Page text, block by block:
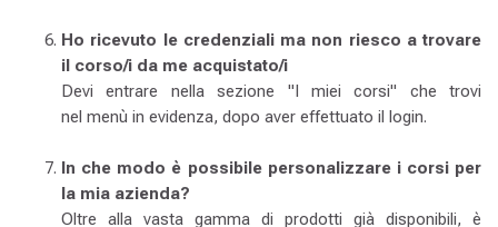
Ho ricevuto le credenziali ma non riesco a trovare
il corso/i da me acquistato/i
Devi entrare nella sezione "I miei corsi" che trovi
nel menù in evidenza, dopo aver effettuato il login.
In che modo è possibile personalizzare i corsi per
la mia azienda?
Oltre alla vasta gamma di prodotti già disponibili, è